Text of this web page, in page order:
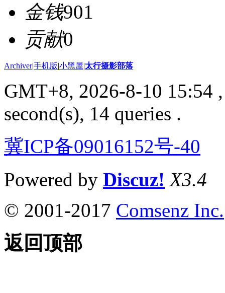
金钱901
贡献0
Archiver|手机版|小黑屋|太行摄影部落
GMT+8, 2026-8-10 15:54
second(s), 14 queries .
冀ICP备09016152号-40
Powered by Discuz! X3.4
© 2001-2017 Comsenz Inc.
返回顶部